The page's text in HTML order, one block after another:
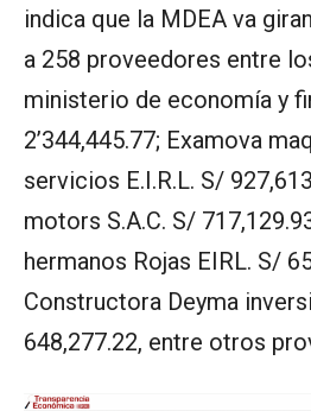
indica que la MDEA va
a 258 proveedores entre
ministerio de economía y
2’344,445.77; Examova
servicios E.I.R.L. S/
motors S.A.C. S/
hermanos Rojas EIRL. S/
Constructora Deyma
648,277.22, entre otros